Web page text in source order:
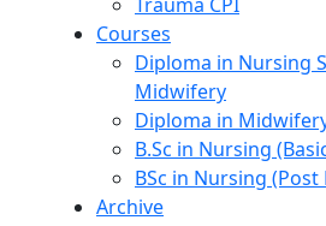
Courses
Diploma in Nursing
Midwifery
Diploma in
B.Sc in Nursing
BSc in Nursing (Post
Archive